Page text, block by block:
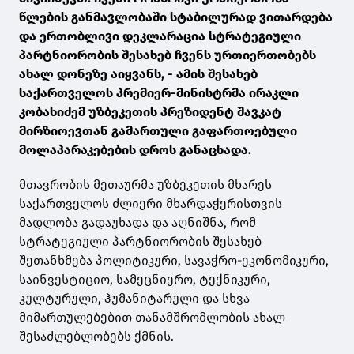
წლების განმავლობაში სტაბილურად ვითარდება
და ერთობლივი დეკლარაცია სტრატეგიული
პარტნიორობის შესახებ ჩვენს ურთიერთობებს
ახალ დონეზე აიყვანს, - ამის შესახებ
საქართველოს პრემიერ-მინისტრმა ირაკლი
კობახიძემ უზბეკეთის პრეზიდენტ შავკატ
მირზიოევთან გამართული გაფართოებული
მოლაპარაკებების დროს განაცხადა.
მთავრობის მეთაურმა უზბეკეთის მხარეს
საქართველოს ძლიერი მხარდაჭერისთვის
მადლობა გადაუხადა და აღნიშნა, რომ
სტრატეგიული პარტნიორობის შესახებ
შეთანხმება პოლიტიკური, სავაჭრო-ეკონომიკური,
საინვესტიციო, სამეცნიერო, ტექნიკური,
კულტურული, ჰუმანიტარული და სხვა
მიმართულებებით თანამშრომლობის ახალ
შესაძლებლობებს ქმნის.